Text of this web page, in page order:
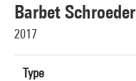
Barbet Schroeder
2017
Type